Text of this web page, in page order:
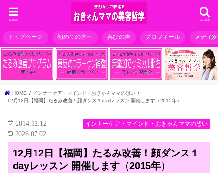
search
menu
トップページ 初めての方へ 喜びの声 プロフィール メディ
HOME
インナーケア・マインド・おきゃんママの想い
12月12日【福岡】たるみ改善！顔ダンス１dayレッスン 開催します（2015年）
インナーケア・マインド・おきゃんママの想い
2014.12.12
2026.07.02
12月12日【福岡】たるみ改善！顔ダンス１
dayレッスン 開催します（2015年）